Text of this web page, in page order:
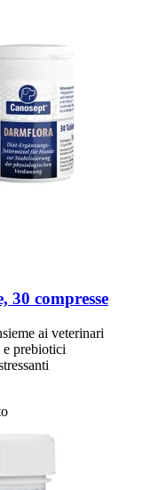
30 compresse
ai veterinari
prebiotici